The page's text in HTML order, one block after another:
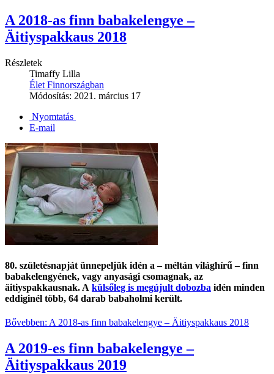
A 2018-as finn babakelengye ‒
Äitiyspakkaus 2018
Részletek
Timaffy Lilla
Élet Finnországban
Módosítás: 2021. március 17
Nyomtatás
E-mail
80. születésnapját ünnepeljük idén a ‒ méltán világhírű ‒ finn
babakelengyének, vagy anyasági csomagnak, az
äitiyspakkausnak. A külsőleg is megújult dobozba idén minden
eddiginél több, 64 darab babaholmi került.
Bővebben: A 2018-as finn babakelengye ‒ Äitiyspakkaus 2018
A 2019-es finn babakelengye ‒
Äitiyspakkaus 2019